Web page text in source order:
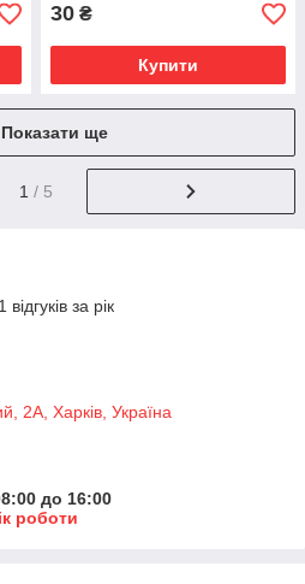
30 ₴
Купити
Показати ще
1 / 5
за рік
2А, Харків, Україна
до 16:00
роботи